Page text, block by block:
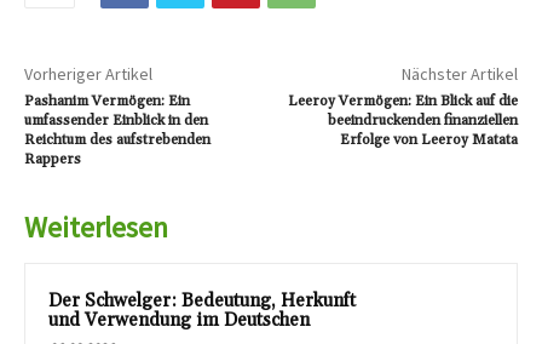
Vorheriger Artikel
Pashanim Vermögen: Ein
umfassender Einblick in den
Reichtum des aufstrebenden
Rappers
Nächster Artikel
Leeroy Vermögen: Ein Blick auf die
beeindruckenden finanziellen
Erfolge von Leeroy Matata
Weiterlesen
Der Schwelger: Bedeutung, Herkunft
und Verwendung im Deutschen